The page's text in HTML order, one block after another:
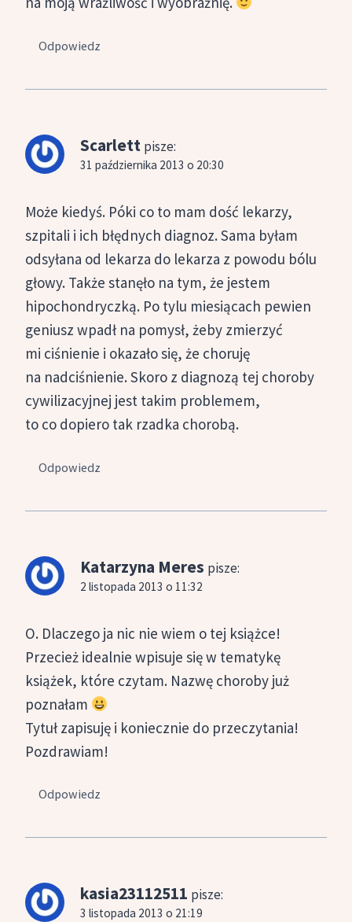
Odpowiedz
Scarlett pisze:
31 października 2013 o 20:30
Może kiedyś. Póki co to mam dość lekarzy,
szpitali i ich błędnych diagnoz. Sama byłam
odsyłana od lekarza do lekarza z powodu bólu
głowy. Także stanęło na tym, że jestem
hipochondryczką. Po tylu miesiącach pewien
geniusz wpadł na pomysł, żeby zmierzyć
mi ciśnienie i okazało się, że choruję
na nadciśnienie. Skoro z diagnozą tej choroby
cywilizacyjnej jest takim problemem,
to co dopiero tak rzadka chorobą.
Odpowiedz
Katarzyna Meres pisze:
2 listopada 2013 o 11:32
O. Dlaczego ja nic nie wiem o tej książce!
Przecież idealnie wpisuje się w tematykę
książek, które czytam. Nazwę choroby już
poznałam
Tytuł zapisuję i koniecznie do przeczytania!
Pozdrawiam!
Odpowiedz
kasia23112511 pisze:
3 listopada 2013 o 21:19